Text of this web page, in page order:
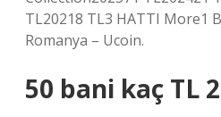
TL20218 TL3 HATTI More1
Romanya – Ucoin.
50 bani kaç TL